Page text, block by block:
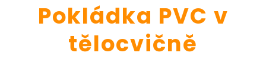
Pokládka PVC v
tělocvičně